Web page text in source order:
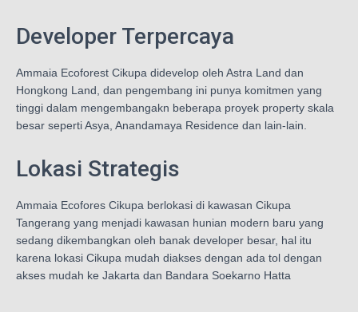
Developer Terpercaya
Ammaia Ecoforest Cikupa didevelop oleh Astra Land dan
Hongkong Land, dan pengembang ini punya komitmen yang
tinggi dalam mengembangakn beberapa proyek property skala
besar seperti Asya, Anandamaya Residence dan lain-lain.
Lokasi Strategis
Ammaia Ecofores Cikupa berlokasi di kawasan Cikupa
Tangerang yang menjadi kawasan hunian modern baru yang
sedang dikembangkan oleh banak developer besar, hal itu
karena lokasi Cikupa mudah diakses dengan ada tol dengan
akses mudah ke Jakarta dan Bandara Soekarno Hatta